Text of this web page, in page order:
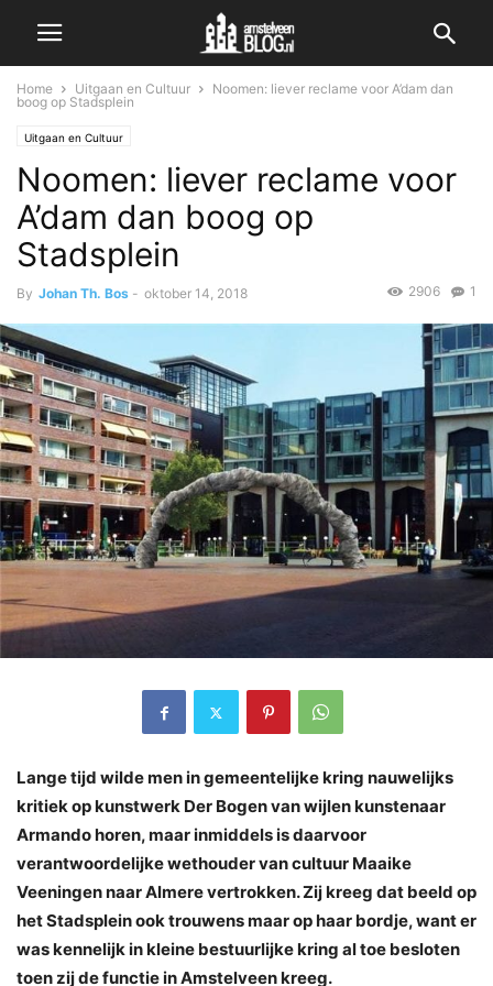
Home Uitgaan en Cultuur
Noomen: liever reclame voor A’dam dan
boog op Stadsplein
Uitgaan en Cultuur
Noomen: liever reclame voor
A’dam dan boog op
Stadsplein
By Johan Th. Bos - oktober 14, 2018 1
2906
Lange tijd wilde men in gemeentelijke kring nauwelijks
kritiek op kunstwerk Der Bogen van wijlen kunstenaar
Armando horen, maar inmiddels is daarvoor
verantwoordelijke wethouder van cultuur Maaike
Veeningen naar Almere vertrokken. Zij kreeg dat beeld op
het Stadsplein ook trouwens maar op haar bordje, want er
was kennelijk in kleine bestuurlijke kring al toe besloten
toen zij de functie in Amstelveen kreeg.